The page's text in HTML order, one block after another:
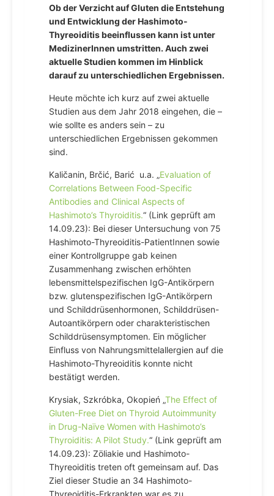
Ob der Verzicht auf Gluten die Entstehung
und Entwicklung der Hashimoto-
Thyreoiditis beeinflussen kann ist unter
MedizinerInnen umstritten. Auch zwei
aktuelle Studien kommen im Hinblick
darauf zu unterschiedlichen Ergebnissen.
Heute möchte ich kurz auf zwei aktuelle
Studien aus dem Jahr 2018 eingehen, die –
wie sollte es anders sein – zu
unterschiedlichen Ergebnissen gekommen
sind.
Kaličanin, Brčić, Barić u.a. „Evaluation of
Correlations Between Food-Specific
Antibodies and Clinical Aspects of
Hashimoto’s Thyroiditis.“ (Link geprüft am
14.09.23): Bei dieser Untersuchung von 75
Hashimoto-Thyreoiditis-PatientInnen sowie
einer Kontrollgruppe gab keinen
Zusammenhang zwischen erhöhten
lebensmittelspezifischen IgG-Antikörpern
bzw. glutenspezifischen IgG-Antikörpern
und Schilddrüsenhormonen, Schilddrüsen-
Autoantikörpern oder charakteristischen
Schilddrüsensymptomen. Ein möglicher
Einfluss von Nahrungsmittelallergien auf die
Hashimoto-Thyreoiditis konnte nicht
bestätigt werden.
Krysiak, Szkróbka, Okopień „The Effect of
Gluten-Free Diet on Thyroid Autoimmunity
in Drug-Naïve Women with Hashimoto’s
Thyroiditis: A Pilot Study.“ (Link geprüft am
14.09.23): Zöliakie und Hashimoto-
Thyreoiditis treten oft gemeinsam auf. Das
Ziel dieser Studie an 34 Hashimoto-
Thyreoiditis-Erkrankten war es zu